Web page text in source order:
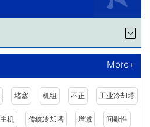
More+
堵塞 机组 不正 工业冷却塔
主机 传统冷却塔 增减 间歇性